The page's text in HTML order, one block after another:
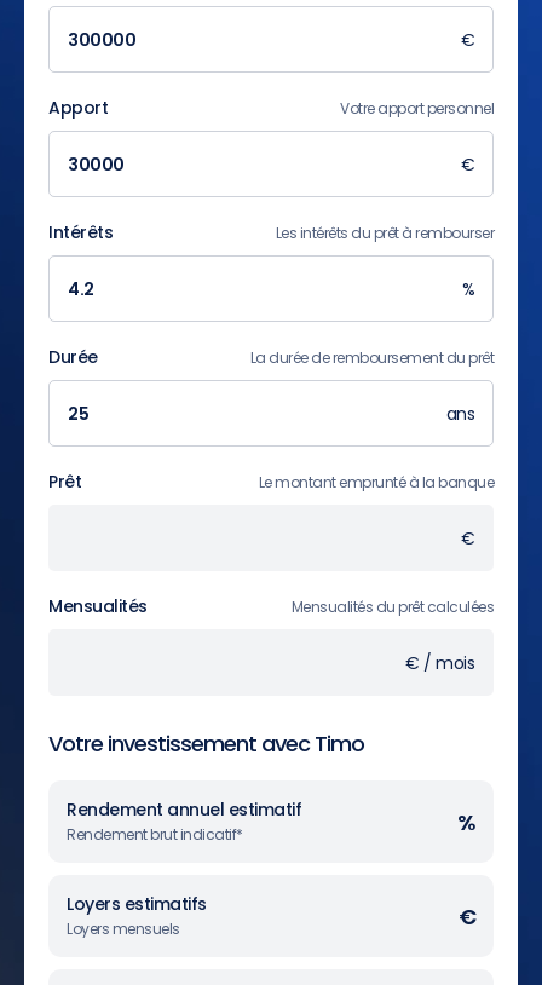
€
Apport Votre apport personnel
€
Intérêts Les intérêts du prêt à rembourser
%
Durée La durée de remboursement du prêt
ans
Prêt Le montant emprunté à la banque
€
Mensualités Mensualités du prêt calculées
€ / mois
Votre investissement avec Timo
Rendement annuel estimatif
Rendement brut indicatif* %
Loyers estimatifs
Loyers mensuels €